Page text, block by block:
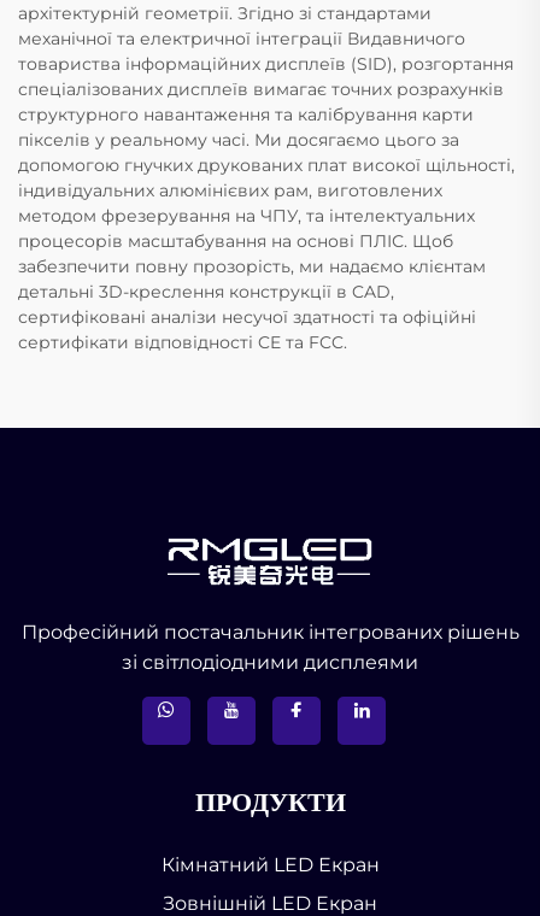
архітектурній геометрії. Згідно зі стандартами
механічної та електричної інтеграції Видавничого
товариства інформаційних дисплеїв (SID), розгортання
спеціалізованих дисплеїв вимагає точних розрахунків
структурного навантаження та калібрування карти
пікселів у реальному часі. Ми досягаємо цього за
допомогою гнучких друкованих плат високої щільності,
індивідуальних алюмінієвих рам, виготовлених
методом фрезерування на ЧПУ, та інтелектуальних
процесорів масштабування на основі ПЛІС. Щоб
забезпечити повну прозорість, ми надаємо клієнтам
детальні 3D-креслення конструкції в CAD,
сертифіковані аналізи несучої здатності та офіційні
сертифікати відповідності CE та FCC.
Професійний постачальник інтегрованих рішень
зі світлодіодними дисплеями
ПРОДУКТИ
Кімнатний LED Екран
Зовнішній LED Екран